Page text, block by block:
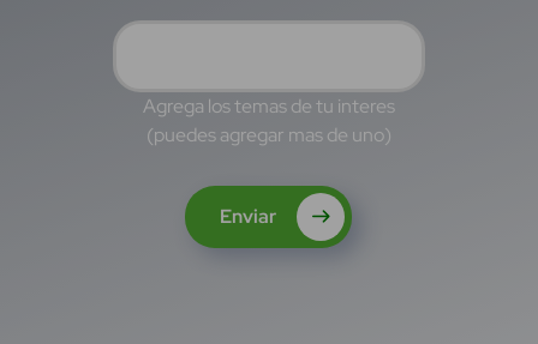
Agrega los temas de tu interes
(puedes agregar mas de uno)
Enviar